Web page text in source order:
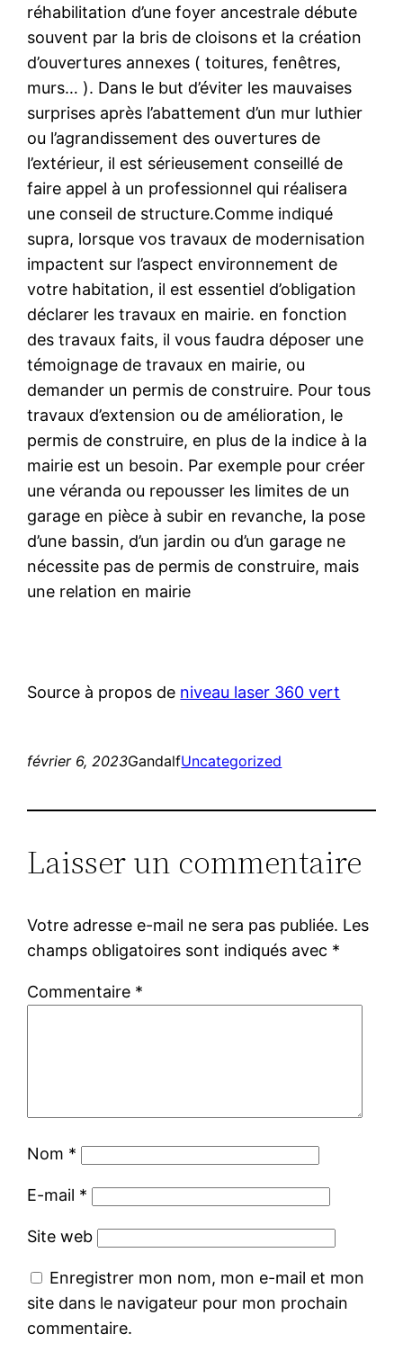
réhabilitation d’une foyer ancestrale débute
souvent par la bris de cloisons et la création
d’ouvertures annexes ( toitures, fenêtres,
murs… ). Dans le but d’éviter les mauvaises
surprises après l’abattement d’un mur luthier
ou l’agrandissement des ouvertures de
l’extérieur, il est sérieusement conseillé de
faire appel à un professionnel qui réalisera
une conseil de structure.Comme indiqué
supra, lorsque vos travaux de modernisation
impactent sur l’aspect environnement de
votre habitation, il est essentiel d’obligation
déclarer les travaux en mairie. en fonction
des travaux faits, il vous faudra déposer une
témoignage de travaux en mairie, ou
demander un permis de construire. Pour tous
travaux d’extension ou de amélioration, le
permis de construire, en plus de la indice à la
mairie est un besoin. Par exemple pour créer
une véranda ou repousser les limites de un
garage en pièce à subir en revanche, la pose
d’une bassin, d’un jardin ou d’un garage ne
nécessite pas de permis de construire, mais
une relation en mairie
Source à propos de niveau laser 360 vert
février 6, 2023GandalfUncategorized
Laisser un commentaire
Votre adresse e-mail ne sera pas publiée. Les
champs obligatoires sont indiqués avec *
Commentaire *
Nom *
E-mail *
Site web
Enregistrer mon nom, mon e-mail et mon
site dans le navigateur pour mon prochain
commentaire.